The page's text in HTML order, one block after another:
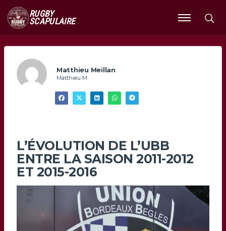
RUGBY
SCAPULAIRE
Ouvrir
le
Matthieu Meillan
Matthieu M
L’ÉVOLUTION DE L’UBB
ENTRE LA SAISON 2011-2012
ET 2015-2016